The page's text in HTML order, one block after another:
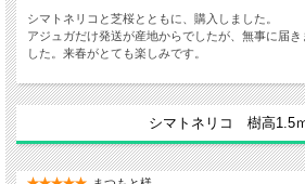
シマトネリコと芝桜とともに、購入しました。
アジュガだけ発送が産地からでしたが、無事に届
した。来春がとても楽しみです。
シマトネリコ 樹高1.5